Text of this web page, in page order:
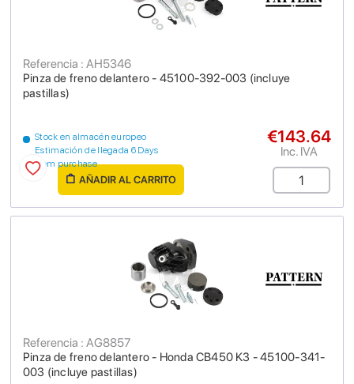
Pinza de freno delantero - 45100-392-003 (incluye
pastillas)
Referencia : AH5346
Stock en almacén europeo
Estimación de llegada 6 Days
from purchase
€143.64
Inc. IVA
AÑADIR AL CARRITO
Pinza de freno delantero - Honda CB450 K3 - 45100-341-
003 (incluye pastillas)
Referencia : AG8857